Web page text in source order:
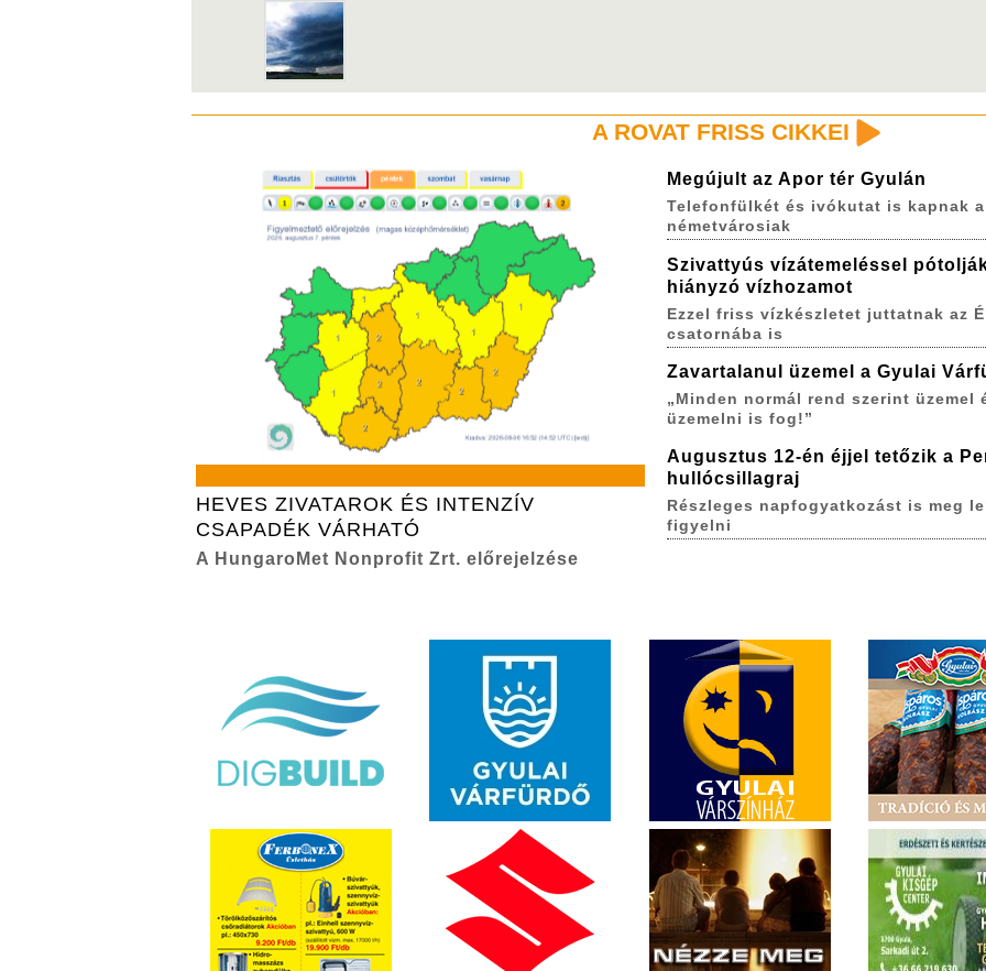
A ROVAT FRISS CIKKEI
HEVES ZIVATAROK ÉS INTENZÍV
CSAPADÉK VÁRHATÓ
A HungaroMet Nonprofit Zrt. előrejelzése
Megújult az Apor tér Gyulán
Telefonfülkét és ivókutat is kapnak a
németvárosiak
Szivattyús vízátemeléssel
hiányzó vízhozamot
Ezzel friss vízkészletet juttatnak az
csatornába is
Zavartalanul üzemel a Gyulai
„Minden normál rend szerint üzemel
üzemelni is fog!”
Augusztus 12-én éjjel tetőzik a
hullócsillagraj
Részleges napfogyatkozást is meg
figyelni